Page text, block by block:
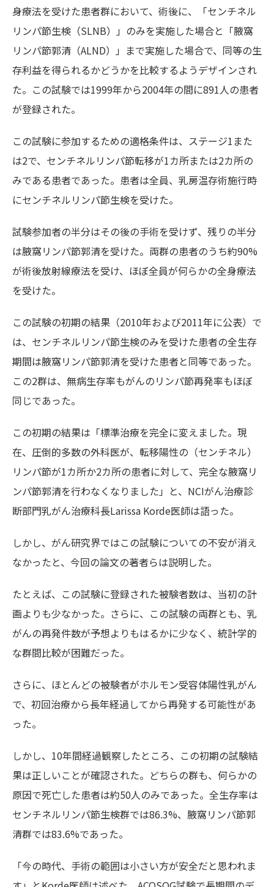
身療法を受けた患者群において、術後に、「センチネル
リンパ節生検（SLNB）」のみを実施した場合と「腋窩
リンパ節郭清（ALND）」まで実施した場合で、同等の生
存利益を得られるかどうかを比較するようデザインされ
た。この試験では1999年から2004年の間に891人の患者
が登録された。
この試験に参加するための適格条件は、ステージ1また
は2で、センチネルリンパ節転移が1カ所または2カ所の
みである患者であった。患者は全員、乳房温存術施行時
にセンチネルリンパ節生検を受けた。
試験参加者の半分はその後の手術を受けず、残りの半分
は腋窩リンパ節郭清を受けた。両群の患者のうち約90%
が術後放射線療法を受け、ほぼ全員が何らかの全身療法
を受けた。
この試験の初期の結果（2010年および2011年に公表）で
は、センチネルリンパ節生検のみを受けた患者の全生存
期間は腋窩リンパ節郭清を受けた患者と同等であった。
この2群は、無病生存率もがんのリンパ節再発率もほぼ
同じであった。
この初期の結果は「標準治療を完全に変えました。現
在、圧倒的多数の外科医が、転移陽性の（センチネル）
リンパ節が1カ所か2カ所の患者に対して、完全な腋窩リ
ンパ節郭清を行わなくなりました」と、NCIがん治療診
断部門乳がん治療科長Larissa Korde医師は語った。
しかし、がん研究界ではこの試験についての不安が消え
なかったと、今回の論文の著者らは説明した。
たとえば、この試験に登録された被験者数は、当初の計
画よりも少なかった。さらに、この試験の両群とも、乳
がんの再発件数が予想よりもはるかに少なく、統計学的
な群間比較が困難だった。
さらに、ほとんどの被験者がホルモン受容体陽性乳がん
で、初回治療から長年経過してから再発する可能性があ
った。
しかし、10年間経過観察したところ、この初期の試験結
果は正しいことが確認された。どちらの群も、何らかの
原因で死亡した患者は約50人のみであった。全生存率は
センチネルリンパ節生検群では86.3%、腋窩リンパ節郭
清群では83.6%であった。
「今の時代、手術の範囲は小さい方が安全だと思われま